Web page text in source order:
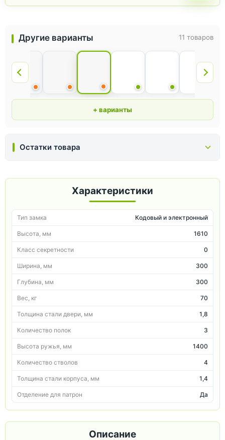
Другие варианты 11 товаров
+ варианты
Остатки товара
Описание
Характеристики
Тип замка Кодовый и электронный
Высота, мм 1610
Класс секретности 0
Ширина, мм 300
Глубина, мм 300
Вес, кг 70
Толщина стали двери, мм 1,8
Количество полок 3
Высота ружья, мм 1400
Количество стволов 4
Толщина стали корпуса, мм 1,4
Отделение для патрон Да